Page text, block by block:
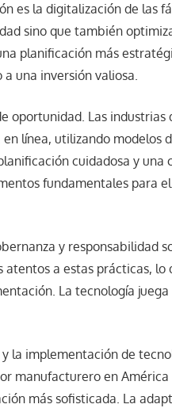
es la digitalización de las
sino que también
planificación más
una inversión valiosa.
oportunidad. Las industrias
línea, utilizando modelos
cuidadosa y una
fundamentales para
y responsabilidad
a estas prácticas, lo
La tecnología
la implementación de
manufacturero en
más sofisticada. La